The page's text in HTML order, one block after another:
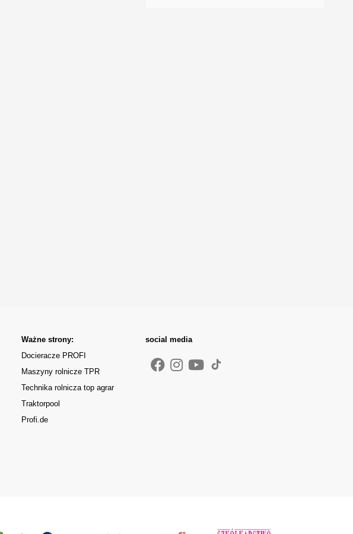
Ważne strony:
Docieracze PROFI
Maszyny rolnicze TPR
Technika rolnicza top agrar
Traktorpool
Profi.de
social media